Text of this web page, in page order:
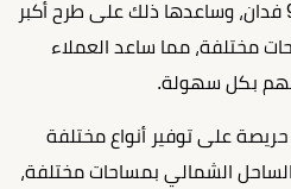
أرض كبيرة تبلغ مساحتها 900 فدان، وساعدها ذلك على طرح أكبر
مختلفة، مما ساعد العملاء
لهم بكل سهولة.
على توفير أنواع مختلفة
الشمالي بمساحات مختلفة،